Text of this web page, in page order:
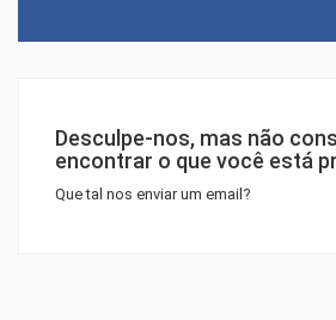
Desculpe-nos, mas não
encontrar o que você está
Que tal nos enviar um email?